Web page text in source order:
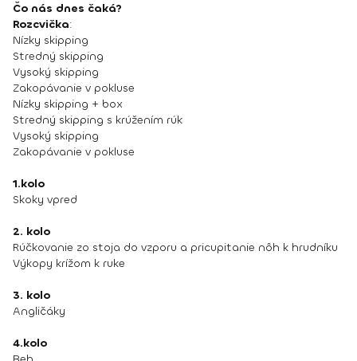
Čo nás dnes čaká?
Rozcvička:
Nízky skipping
Stredný skipping
Vysoký skipping
Zakopávanie v pokluse
Nízky skipping + box
Stredný skipping s krúžením rúk
Vysoký skipping
Zakopávanie v pokluse
1.kolo
Skoky vpred
2. kolo
Rúčkovanie zo stoja do vzporu a pricupitanie nôh k hrudníku
Výkopy krížom k ruke
3. kolo
Angličáky
4.kolo